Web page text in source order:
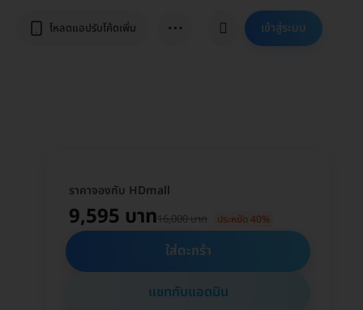
โหลดแอปรับโค้ดเพิ่ม ⋯ เข้าสู่ระบบ
ราคาจองกับ HDmall
9,595 บาท16,000 บาท ประหยัด 40%
ใส่ตะกร้า
แชทกับแอดมิน